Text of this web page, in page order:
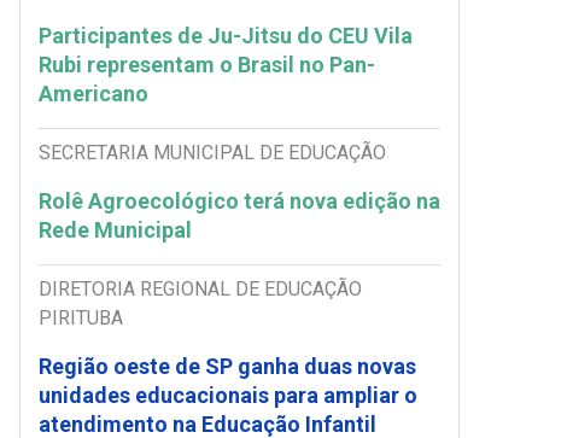
Participantes de Ju-Jitsu do CEU Vila
Rubi representam o Brasil no Pan-
Americano
SECRETARIA MUNICIPAL DE EDUCAÇÃO
Rolê Agroecológico terá nova edição na
Rede Municipal
DIRETORIA REGIONAL DE EDUCAÇÃO
PIRITUBA
Região oeste de SP ganha duas novas
unidades educacionais para ampliar o
atendimento na Educação Infantil